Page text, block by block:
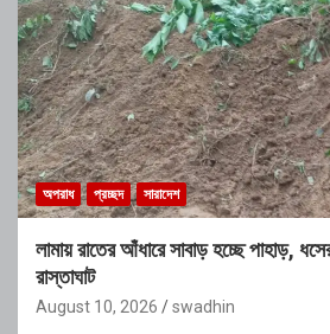
অপরাধ প্রচ্ছদ সারাদেশ
লামায় রাতের আঁধারে সাবাড় হচ্ছে পাহাড়,
রাস্তাঘাট
August 10, 2026 swadhin